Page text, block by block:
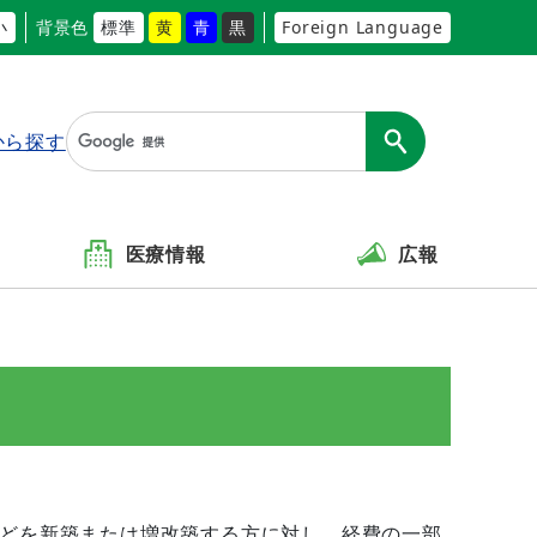
背景色 標準 黄 青 黒 Foreign Language
探す
医療情報 広報